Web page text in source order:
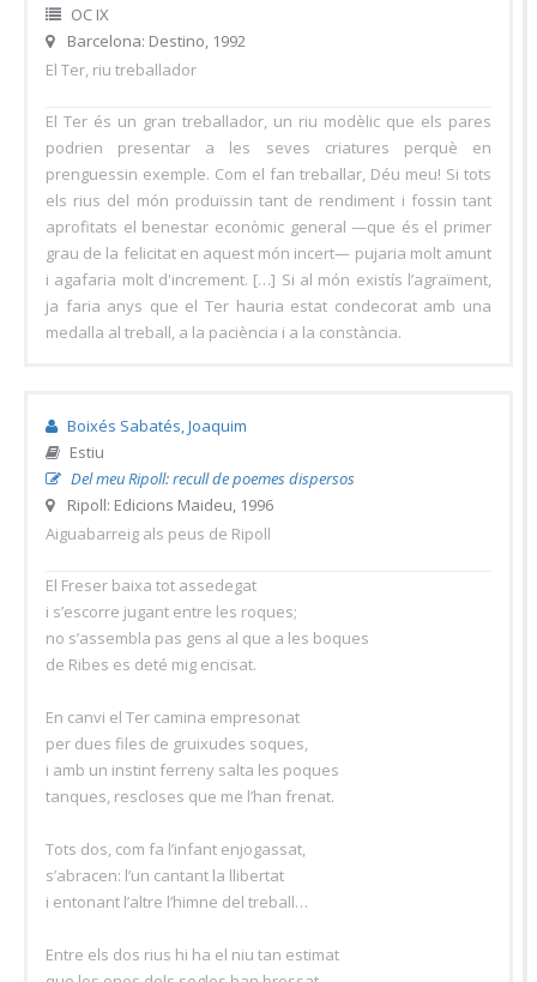
OC IX
Barcelona: Destino, 1992
El Ter, riu treballador
El Ter és un gran treballador, un riu modèlic que els pares
podrien presentar a les seves criatures perquè en
prenguessin exemple. Com el fan treballar, Déu meu! Si tots
els rius del món produïssin tant de rendiment i fossin tant
aprofitats el benestar econòmic general —que és el primer
grau de la felicitat en aquest món incert— pujaria molt amunt
i agafaria molt d'increment. […] Si al món existís l’agraïment,
ja faria anys que el Ter hauria estat condecorat amb una
medalla al treball, a la paciència i a la constància.
Boixés Sabatés, Joaquim
Estiu
Del meu Ripoll: recull de poemes dispersos
Ripoll: Edicions Maideu, 1996
Aiguabarreig als peus de Ripoll
El Freser baixa tot assedegat
i s’escorre jugant entre les roques;
no s’assembla pas gens al que a les boques
de Ribes es deté mig encisat.
En canvi el Ter camina empresonat
per dues files de gruixudes soques,
i amb un instint ferreny salta les poques
tanques, rescloses que me l’han frenat.
Tots dos, com fa l’infant enjogassat,
s’abracen: l’un cantant la llibertat
i entonant l’altre l’himne del treball…
Entre els dos rius hi ha el niu tan estimat